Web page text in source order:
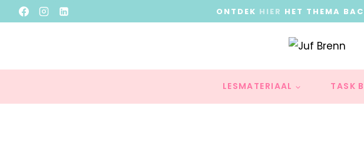
ONTDEK HIER HET THEMA
LESMATERIAAL TASK